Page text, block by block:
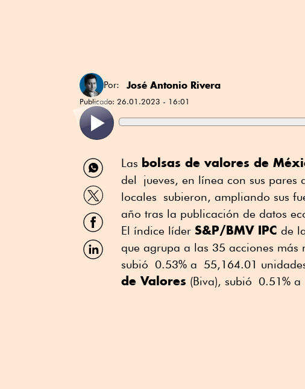
Por: José Antonio Rivera
Publicado: 26.01.2023 - 16:01
Compartir
por
WhatsApp
Compartir
por
Twitter
Compartir
por
Facebook
Compartir
por
Las bolsas de valores de
del jueves, en línea con sus pares
locales subieron, ampliando sus
año tras la publicación de datos
El índice líder S&P/BMV IPC de
que agrupa a las 35 acciones más
subió 0.53% a 55,164.01
de Valores (Biva), subió 0.51%